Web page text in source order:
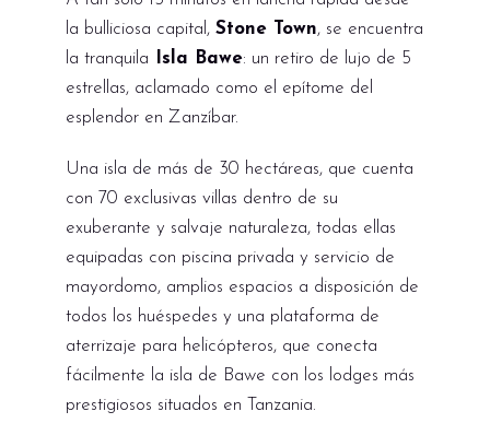
la bulliciosa capital, Stone Town, se encuentra
la tranquila Isla Bawe: un retiro de lujo de 5
estrellas, aclamado como el epítome del
esplendor en Zanzíbar.
Una isla de más de 30 hectáreas, que cuenta
con 70 exclusivas villas dentro de su
exuberante y salvaje naturaleza, todas ellas
equipadas con piscina privada y servicio de
mayordomo, amplios espacios a disposición de
todos los huéspedes y una plataforma de
aterrizaje para helicópteros, que conecta
fácilmente la isla de Bawe con los lodges más
prestigiosos situados en Tanzania.